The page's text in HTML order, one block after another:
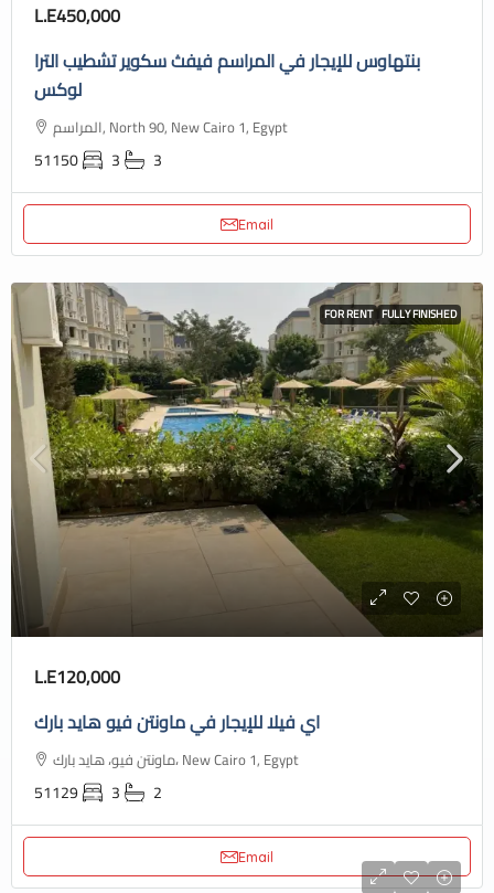
L.E450,000
بنتهاوس للإيجار في المراسم فيفث سكوير تشطيب الترا
لوكس
المراسم, North 90, New Cairo 1, Egypt
51150 3 3
Email
FOR RENT FULLY FINISHED
L.E120,000
اي فيلا للإيجار في ماونتن فيو هايد بارك
ماونتن فيو، هايد بارك، New Cairo 1, Egypt
51129 3 2
Email